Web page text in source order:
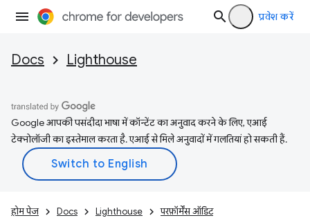
प्रवेश करें
Docs Lighthouse
Google आपकी पसंदीदा भाषा में कॉन्टेंट का अनुवाद करने के लिए, एआई
टेक्नोलॉजी का इस्तेमाल करता है. एआई से मिले अनुवादों में गलतियां हो सकती हैं.
होम पेज Docs Lighthouse परफ़ॉर्मेंस ऑडिट